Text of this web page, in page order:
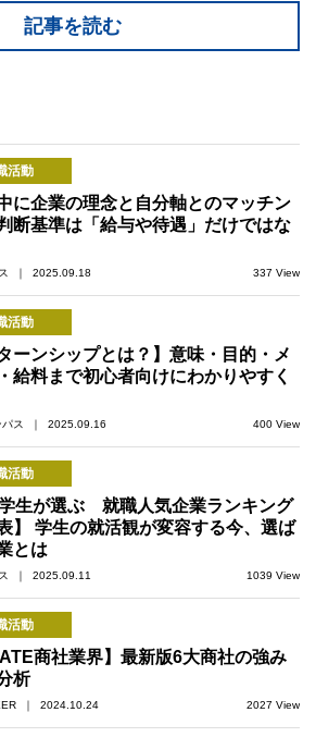
記事を読む
活動
に企業の理念と自分軸とのマッチン
断基準は「給与や待遇」だけではな
｜ 2025.09.18 337 View
活動
ーンシップとは？】意味・目的・メ
給料まで初心者向けにわかりやすく
パス ｜ 2025.09.16 400 View
活動
学生が選ぶ 就職人気企業ランキング
】 学生の就活観が変容する今、選ば
とは
｜ 2025.09.11 1039 View
活動
商社業界】最新版6大商社の強み
析
｜ 2024.10.24 2027 View